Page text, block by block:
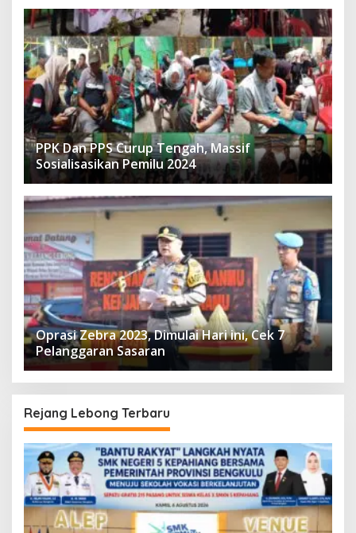
PPK Dan PPS Curup Tengah, Massif
Sosialisasikan Pemilu 2024
Oprasi Zebra 2023, Dimulai Hari ini, Cek 7
Pelanggaran Sasaran
Rejang Lebong Terbaru